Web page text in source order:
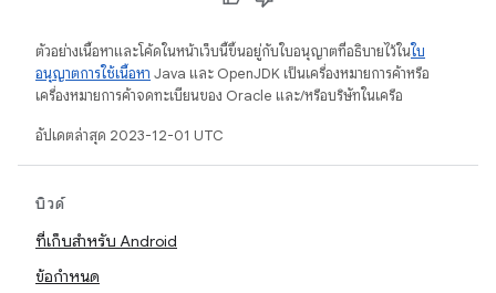
ตัวอย่างเนื้อหาและโค้ดในหน้าเว็บนี้ขึ้นอยู่กับใบอนุญาตที่อธิบายไว้ในใบ
อนุญาตการใช้เนื้อหา Java และ OpenJDK เป็นเครื่องหมายการค้าหรือ
เครื่องหมายการค้าจดทะเบียนของ Oracle และ/หรือบริษัทในเครือ
อัปเดตล่าสุด 2023-12-01 UTC
บิวด์
ที่เก็บสำหรับ Android
ข้อกำหนด